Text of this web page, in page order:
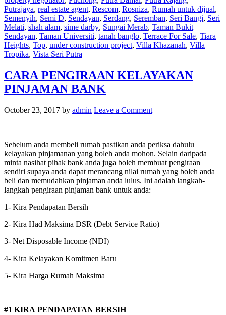
Putrajaya, real estate agent, Rescom, Rosniza, Rumah untuk dijual,
Semenyih, Semi D, Sendayan, Serdang, Seremban, Seri Bangi, Seri
Melati, shah alam, sime darby, Sungai Merab, Taman Bukit
Sendayan, Taman Universiti, tanah banglo, Terrace For Sale, Tiara
Heights, Top, under construction project, Villa Khazanah, Villa
Tropika, Vista Seri Putra
CARA PENGIRAAN KELAYAKAN
PINJAMAN BANK
October 23, 2017 by admin Leave a Comment
Sebelum anda membeli rumah pastikan anda periksa dahulu
kelayakan pinjamanan yang boleh anda mohon. Selain daripada
minta nasihat pihak bank anda juga boleh membuat pengiraan
sendiri supaya anda dapat merancang nilai rumah yang boleh anda
beli dan memudahkan pinjaman anda lulus. Ini adalah langkah-
langkah pengiraan pinjaman bank untuk anda:
1- Kira Pendapatan Bersih
2- Kira Had Maksima DSR (Debt Service Ratio)
3- Net Disposable Income (NDI)
4- Kira Kelayakan Komitmen Baru
5- Kira Harga Rumah Maksima
#1 KIRA PENDAPATAN BERSIH